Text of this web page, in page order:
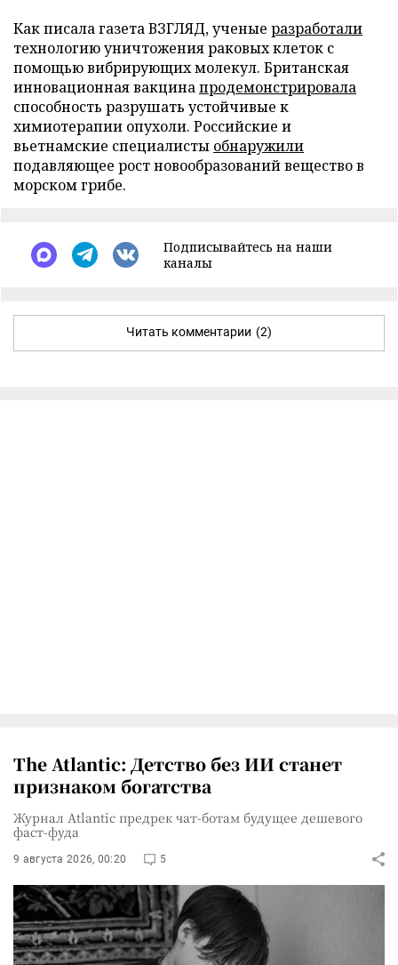
Как писала газета ВЗГЛЯД, ученые разработали
технологию уничтожения раковых клеток с
помощью вибрирующих молекул. Британская
инновационная вакцинапродемонстрировала
способность разрушать устойчивые к
химиотерапии опухоли. Российские и
вьетнамские специалисты обнаружили
подавляющее рост новообразований вещество в
морском грибе.
Подписывайтесь на наши
каналы
Читать комментарии (2)
The Atlantic: Детство без ИИ станет
признаком богатства
Журнал Atlantic предрек чат-ботам будущее дешевого
фаст-фуда
9 августа 2026, 00:20 5